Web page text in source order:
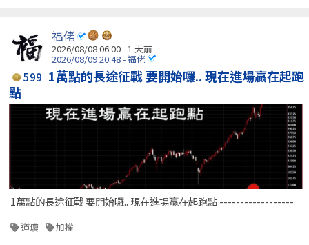
福佬
2026/08/08 06:00 - 1 天前
2026/08/09 20:48 - 福佬
599 1萬點的長途征戰 要開始囉.. 現在進場贏在起跑
點
1萬點的長途征戰 要開始囉.. 現在進場贏在起跑點 ------------------
道瓊 加權